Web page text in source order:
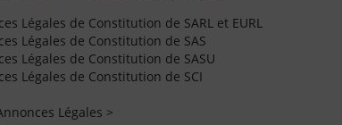
Légales de Constitution de SARL et EURL
Légales de Constitution de SAS
Légales de Constitution de SASU
Légales de Constitution de SCI
Légales >